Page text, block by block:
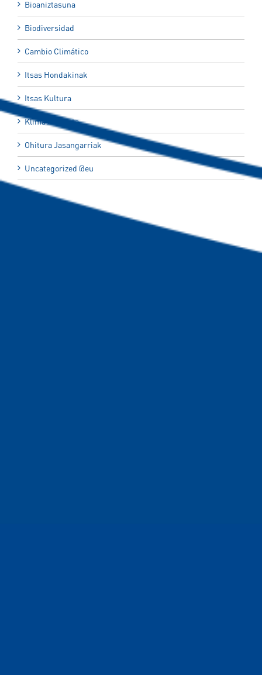
Bioaniztasuna
Biodiversidad
Cambio Climático
Itsas Hondakinak
Itsas Kultura
Klima Aldaketa
Ohitura Jasangarriak
Uncategorized @eu